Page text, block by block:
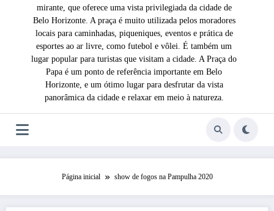
mirante, que oferece uma vista privilegiada da cidade de
Belo Horizonte. A praça é muito utilizada pelos moradores
locais para caminhadas, piqueniques, eventos e prática de
esportes ao ar livre, como futebol e vôlei. É também um
lugar popular para turistas que visitam a cidade. A Praça do
Papa é um ponto de referência importante em Belo
Horizonte, e um ótimo lugar para desfrutar da vista
panorâmica da cidade e relaxar em meio à natureza.
Página inicial show de fogos na Pampulha 2020